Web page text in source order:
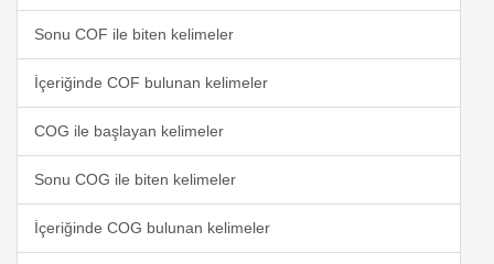
Sonu COF ile biten kelimeler
İçeriğinde COF bulunan kelimeler
COG ile başlayan kelimeler
Sonu COG ile biten kelimeler
İçeriğinde COG bulunan kelimeler